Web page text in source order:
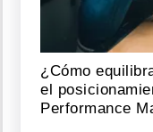
¿Cómo
el
Performance